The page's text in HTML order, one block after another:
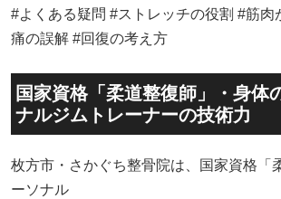
#よくある疑問 #ストレッチの役割 #筋肉
痛の誤解 #回復の考え方
国家資格「柔道整復師」・身体
ナルジムトレーナーの技術力
枚方市・さかぐち整骨院は、国家資格「
ーソナル